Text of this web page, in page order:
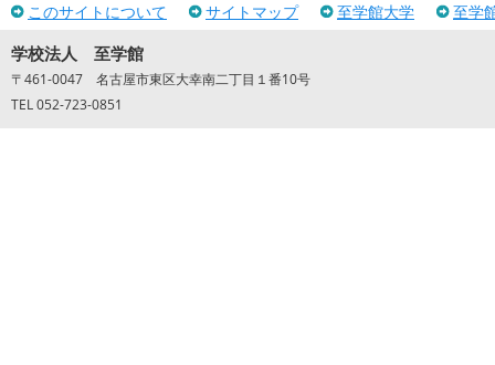
このサイトについて サイトマップ 至学館大学 至学
学校法人 至学館
〒461-0047 名古屋市東区大幸南二丁目１番10号
TEL 052-723-0851